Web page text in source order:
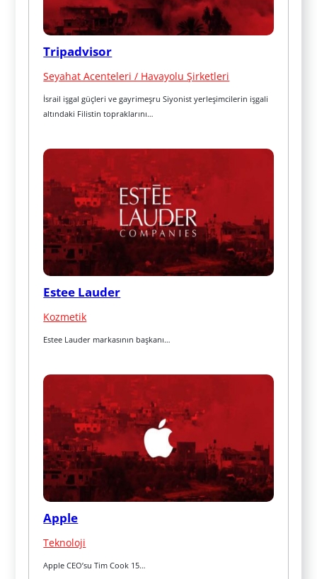
Tripadvisor
Seyahat Acenteleri / Havayolu Şirketleri
İsrail işgal güçleri ve gayrimeşru Siyonist yerleşimcilerin işgali
altındaki Filistin topraklarını…
Estee Lauder
Kozmetik
Estee Lauder markasının başkanı…
Apple
Teknoloji
Apple CEO’su Tim Cook 15…